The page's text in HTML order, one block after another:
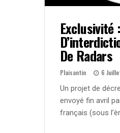
Exclusivité
De Radars
Plaisantin 6
Un projet de
envoyé fin avril
français (sous